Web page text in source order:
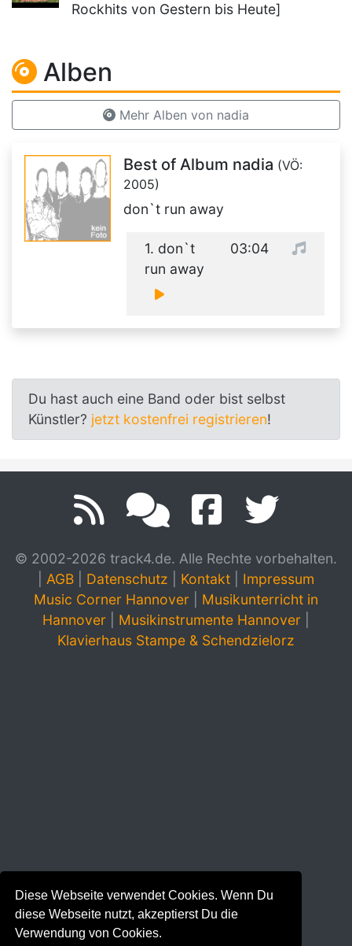
Diese Webseite verwendet Cookies. Wenn Du
diese Webseite nutzt, akzeptierst Du die
Verwendung von Cookies.
Rockhits von Gestern bis Heute]
Alben
Mehr Alben von nadia
Best of Album nadia (VÖ:
2005)
don`t run away
1. don`t
run away
03:04
Du hast auch eine Band oder bist selbst
Künstler? jetzt kostenfrei registrieren!
© 2002-2026 track4.de. Alle Rechte vorbehalten.
AGB Datenschutz Kontakt
Impressum
Music Corner Hannover
Musikunterricht in
Hannover
Musikinstrumente Hannover
Klavierhaus Stampe & Schendzielorz